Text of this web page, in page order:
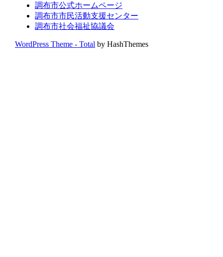
調布市公式ホームページ
調布市市民活動支援センター
調布市社会福祉協議会
WordPress Theme - Total by HashThemes